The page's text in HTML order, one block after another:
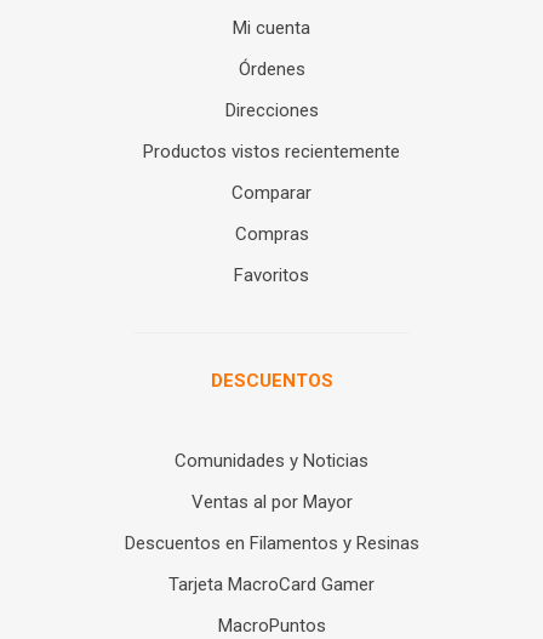
Mi cuenta
Órdenes
Direcciones
Productos vistos recientemente
Comparar
Compras
Favoritos
DESCUENTOS
Comunidades y Noticias
Ventas al por Mayor
Descuentos en Filamentos y Resinas
Tarjeta MacroCard Gamer
MacroPuntos